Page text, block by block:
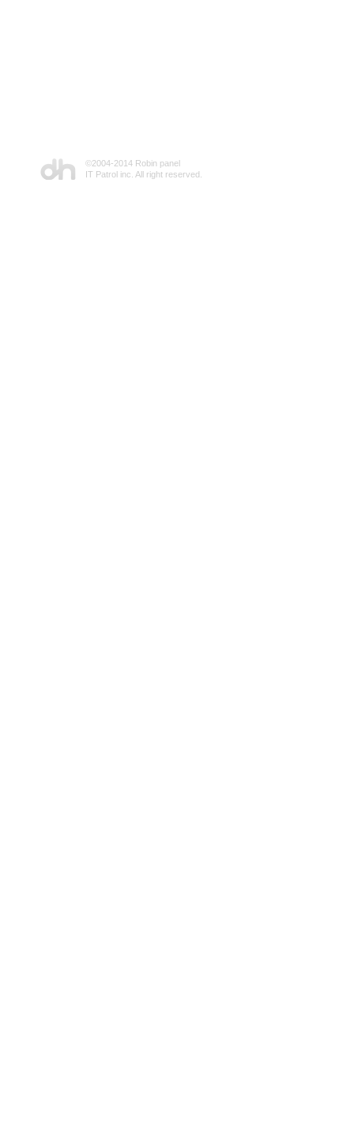
©2004-2014 Robin panel
IT Patrol inc. All right reserved.